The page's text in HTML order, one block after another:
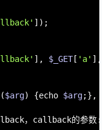
], $_GET[ 'a' ],
($arg) {echo $arg;},
，callback的参数